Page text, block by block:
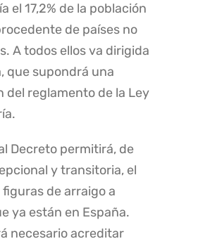
el 17,2% de la población
de países no
A todos ellos va dirigida
que supondrá una
del reglamento de la Ley
Decreto permitirá, de
y transitoria, el
figuras de arraigo a
ya están en España.
necesario acreditar